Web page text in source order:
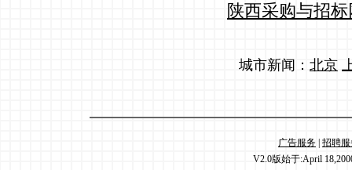
陕西采购与招标
城市新闻： 北京
广告服务 招聘
V2.0版始于:April